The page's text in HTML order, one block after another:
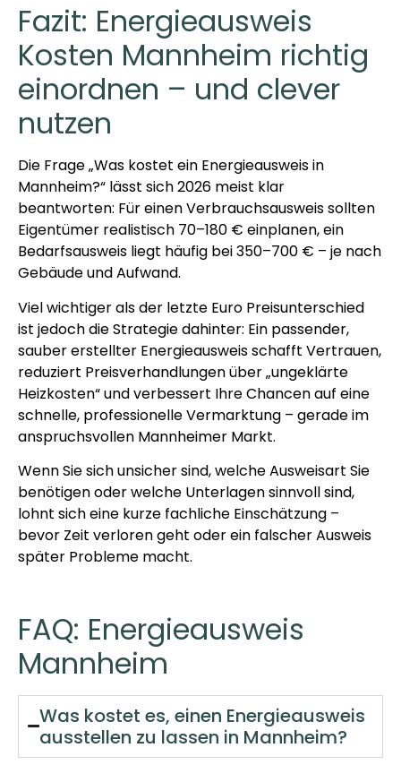
Fazit: Energieausweis
Kosten Mannheim richtig
einordnen – und clever
nutzen
Die Frage „Was kostet ein Energieausweis in
Mannheim?“ lässt sich 2026 meist klar
beantworten: Für einen Verbrauchsausweis sollten
Eigentümer realistisch 70–180 € einplanen, ein
Bedarfsausweis liegt häufig bei 350–700 € – je nach
Gebäude und Aufwand.
Viel wichtiger als der letzte Euro Preisunterschied
ist jedoch die Strategie dahinter: Ein passender,
sauber erstellter Energieausweis schafft Vertrauen,
reduziert Preisverhandlungen über „ungeklärte
Heizkosten“ und verbessert Ihre Chancen auf eine
schnelle, professionelle Vermarktung – gerade im
anspruchsvollen Mannheimer Markt.
Wenn Sie sich unsicher sind, welche Ausweisart Sie
benötigen oder welche Unterlagen sinnvoll sind,
lohnt sich eine kurze fachliche Einschätzung –
bevor Zeit verloren geht oder ein falscher Ausweis
später Probleme macht.
FAQ: Energieausweis
Mannheim
Was kostet es, einen Energieausweis
ausstellen zu lassen in Mannheim?